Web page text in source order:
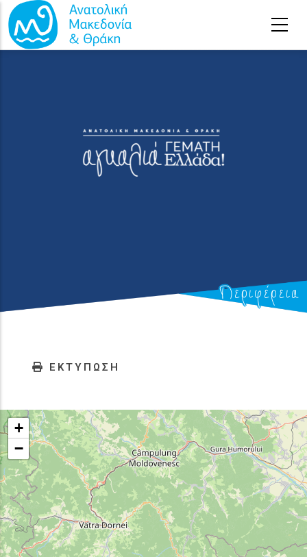
Παράκαμψη προς το κυρίως περιεχόμενο
Περιφέρεια
ΕΚΤΥΠΩΣΗ
+
−